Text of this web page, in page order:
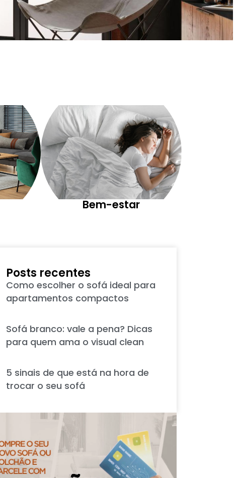
Bem-estar
Posts recentes
Como escolher o sofá ideal para
apartamentos compactos
Sofá branco: vale a pena? Dicas
para quem ama o visual clean
5 sinais de que está na hora de
trocar o seu sofá